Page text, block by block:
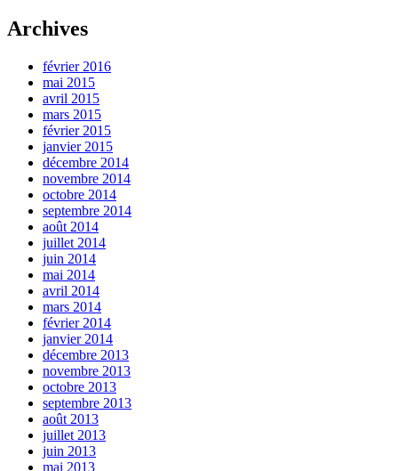
Archives
février 2016
mai 2015
avril 2015
mars 2015
février 2015
janvier 2015
décembre 2014
novembre 2014
octobre 2014
septembre 2014
août 2014
juillet 2014
juin 2014
mai 2014
avril 2014
mars 2014
février 2014
janvier 2014
décembre 2013
novembre 2013
octobre 2013
septembre 2013
août 2013
juillet 2013
juin 2013
mai 2013